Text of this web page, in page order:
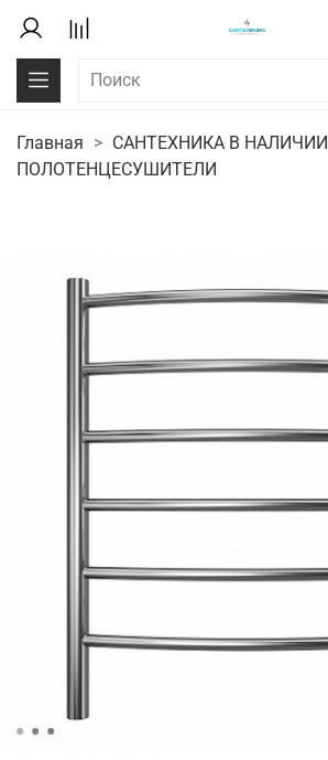
Главная
САНТЕХНИКА В НАЛИЧИИ
ПОЛОТЕНЦЕСУШИТЕЛИ